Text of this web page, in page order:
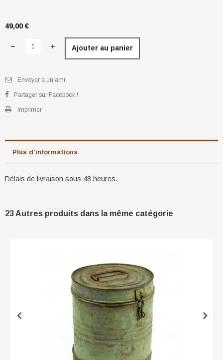
49,00 €
Ajouter au panier
Envoyer à un ami
Partager sur Facebook !
Imprimer
Plus d'informations
Délais de livraison sous 48 heures.
23 Autres produits dans la même catégorie